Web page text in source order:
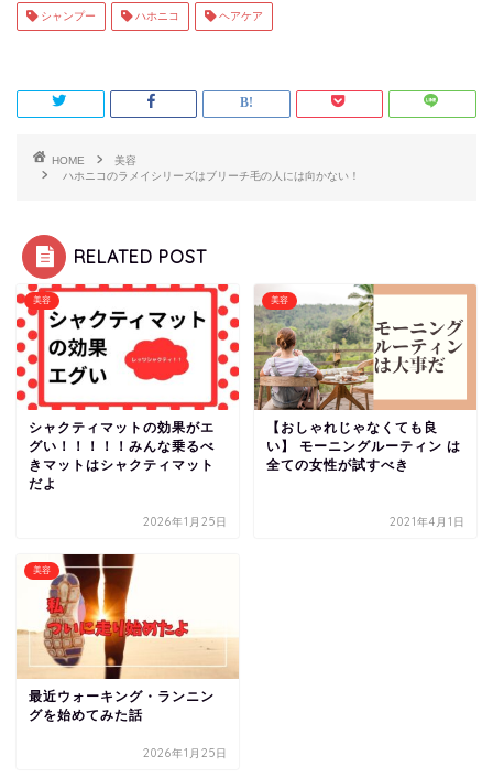
シャンプー ハホニコ ヘアケア
HOME
美容
ハホニコのラメイシリーズはブリーチ毛の人には向かない！
RELATED POST
美容
シャクティマットの効果がエ
グい！！！！！みんな乗るべ
きマットはシャクティマット
だよ
2026年1月25日
美容
【おしゃれじゃなくても良
い】 モーニングルーティン は
全ての女性が試すべき
2021年4月1日
美容
最近ウォーキング・ランニン
グを始めてみた話
2026年1月25日